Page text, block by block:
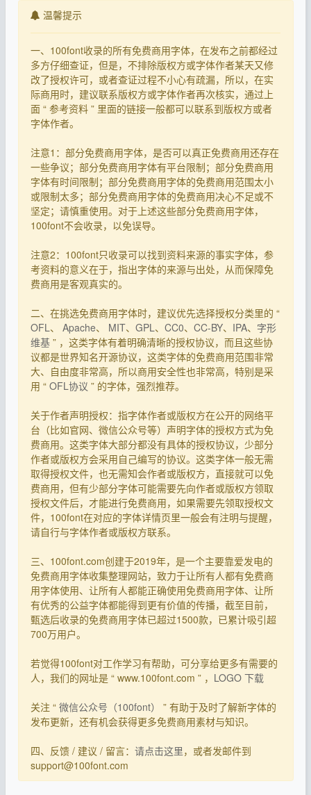
温馨提示
一、100font收录的所有免费商用字体，在发布之前都经过
多方仔细查证，但是，不排除版权方或字体作者某天又修
改了授权许可，或者查证过程不小心有疏漏，所以，在实
际商用时，建议联系版权方或字体作者再次核实，通过上
面 “ 参考资料 ” 里面的链接一般都可以联系到版权方或者
字体作者。
注意1：部分免费商用字体，是否可以真正免费商用还存在
一些争议；部分免费商用字体有平台限制；部分免费商用
字体有时间限制；部分免费商用字体的免费商用范围太小
或限制太多；部分免费商用字体的免费商用决心不足或不
坚定；请慎重使用。对于上述这些部分免费商用字体，
100font不会收录，以免误导。
注意2：100font只收录可以找到资料来源的事实字体，参
考资料的意义在于，指出字体的来源与出处，从而保障免
费商用是客观真实的。
二、在挑选免费商用字体时，建议优先选择授权分类里的 “
OFL、 Apache、 MIT、 GPL、 CC0、 CC-BY、 IPA、 字形
维基 ” ，这类字体有着明确清晰的授权协议，而且这些协
议都是世界知名开源协议，这类字体的免费商用范围非常
大、自由度非常高，所以商用安全性也非常高，特别是采
用 “ OFL协议 ” 的字体，强烈推荐。
关于作者声明授权：指字体作者或版权方在公开的网络平
台（比如官网、微信公众号等）声明字体的授权方式为免
费商用。这类字体大部分都没有具体的授权协议，少部分
作者或版权方会采用自己编写的协议。这类字体一般无需
取得授权文件，也无需知会作者或版权方，直接就可以免
费商用，但有少部分字体可能需要先向作者或版权方领取
授权文件后，才能进行免费商用，如果需要先领取授权文
件，100font在对应的字体详情页里一般会有注明与提醒，
请自行与字体作者或版权方联系。
三、100font.com创建于2019年，是一个主要靠爱发电的
免费商用字体收集整理网站，致力于让所有人都有免费商
用字体使用、让所有人都能正确使用免费商用字体、让所
有优秀的公益字体都能得到更有价值的传播，截至目前，
甄选后收录的免费商用字体已超过1500款，已累计吸引超
700万用户。
若觉得100font对工作学习有帮助，可分享给更多有需要的
人，我们的网址是 “ www.100font.com ” ， LOGO 下载
关注 “ 微信公众号（100font）
” 有助于及时了解新字体的
发布更新，还有机会获得更多免费商用素材与知识。
四、反馈 / 建议 / 留言： 请点击这里，或者发邮件到
support@100font.com